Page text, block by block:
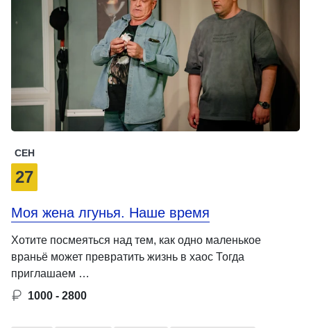
СЕН
27
Моя жена лгунья. Наше время
Хотите посмеяться над тем, как одно маленькое
враньё может превратить жизнь в хаос Тогда
приглашаем …
1000 - 2800